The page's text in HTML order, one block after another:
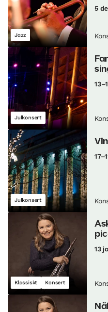
Jazz
5
Julkonsert
Julkonsert
Klassiskt Konsert
13